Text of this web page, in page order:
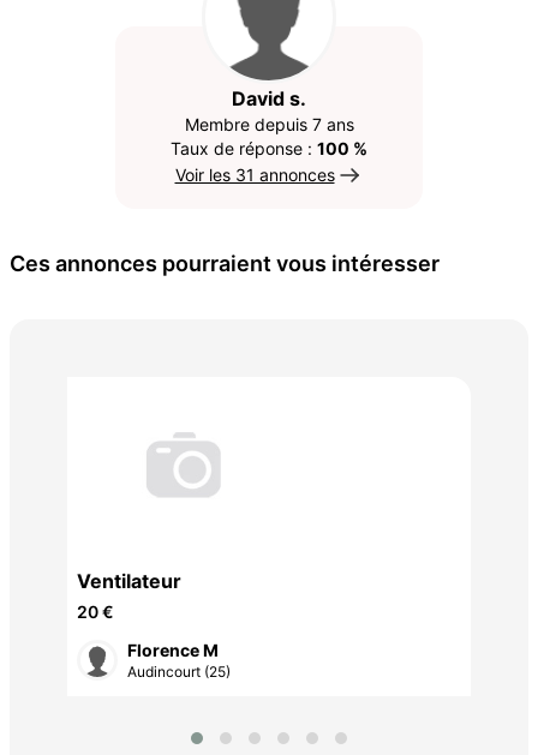
David s.
Membre depuis 7 ans
Taux de réponse : 100 %
Voir les 31 annonces
Ces annonces pourraient vous intéresser
Ventilateur
20 €
Florence M
Audincourt (25)